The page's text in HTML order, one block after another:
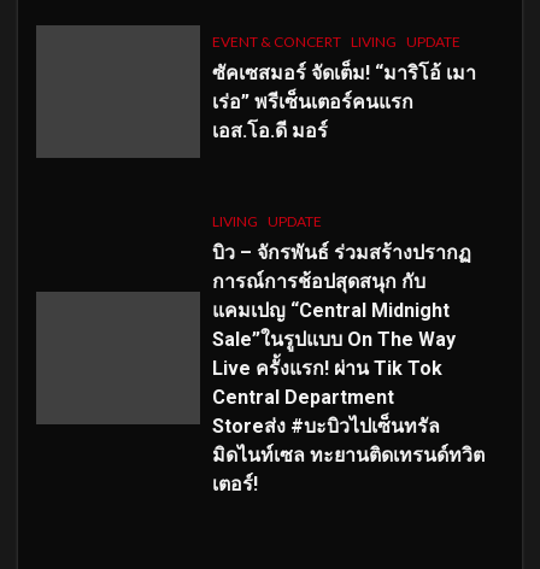
EVENT & CONCERT LIVING UPDATE
ซัคเซสมอร์ จัดเต็ม! “มาริโอ้ เมา
เร่อ” พรีเซ็นเตอร์คนแรก
เอส.โอ.ดี มอร์
LIVING UPDATE
บิว – จักรพันธ์ ร่วมสร้างปรากฏ
การณ์การช้อปสุดสนุก กับ
แคมเปญ “Central Midnight
Sale”ในรูปแบบ On The Way
Live ครั้งแรก! ผ่าน Tik Tok
Central Department
Storeส่ง #บะบิวไปเซ็นทรัล
มิดไนท์เซล ทะยานติดเทรนด์ทวิต
เตอร์!